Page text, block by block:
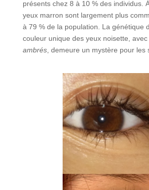
présents chez 8 à 10 % des individus.
yeux marron sont largement plus
à 79 % de la population. La génétique
couleur unique des yeux noisette,
ambrés, demeure un mystère pour les